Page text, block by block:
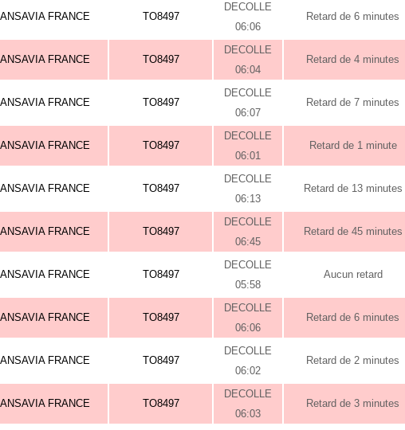
FRANCE TO8497
DECOLLE
06:06
Retard de 6 minutes
FRANCE TO8497
DECOLLE
06:04
Retard de 4 minutes
FRANCE TO8497
DECOLLE
06:07
Retard de 7 minutes
FRANCE TO8497
DECOLLE
06:01
Retard de 1 minute
FRANCE TO8497
DECOLLE
06:13
Retard de 13 minutes
FRANCE TO8497
DECOLLE
06:45
Retard de 45 minutes
FRANCE TO8497
DECOLLE
05:58
Aucun retard
FRANCE TO8497
DECOLLE
06:06
Retard de 6 minutes
FRANCE TO8497
DECOLLE
06:02
Retard de 2 minutes
FRANCE TO8497
DECOLLE
06:03
Retard de 3 minutes